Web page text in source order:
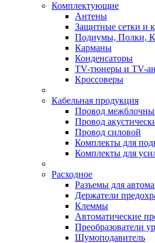
Комплектующие
Антены
Защитные сетки и
Подиумы, Полки,
Карманы
Конденсаторы
TV-тюнеры и TV-
Кроссоверы
Кабельная продукция
Провод
Провод
Провод силовой
Комплекты для
Комплекты для
Расходное
Разъемы для
Держатели
Клеммы
Автоматические
Преобразователи
Шумоподавитель